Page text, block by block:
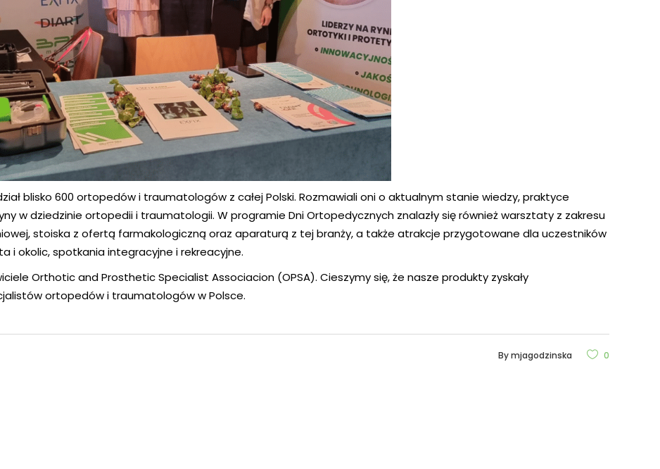
blisko 600 ortopedów i traumatologów z całej Polski. Rozmawiali oni o aktualnym stanie wiedzy, praktyce
w dziedzinie ortopedii i traumatologii. W programie Dni Ortopedycznych znalazły się również warsztaty z zakresu
stoiska z ofertą farmakologiczną oraz aparaturą z tej branży, a także atrakcje przygotowane dla uczestników
i okolic, spotkania integracyjne i rekreacyjne.
Orthotic and Prosthetic Specialist Associacion (OPSA). Cieszymy się, że nasze produkty zyskały
ortopedów i traumatologów w Polsce.
Bymjagodzinska 0